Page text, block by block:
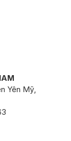
Yên Mỹ,